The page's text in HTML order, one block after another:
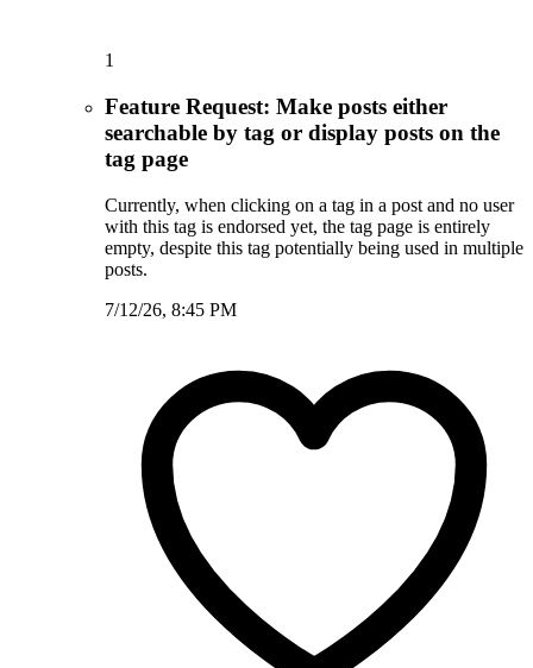
1
Feature Request: Make posts either
searchable by tag or display posts on the
tag page
Currently, when clicking on a tag in a post and no user
with this tag is endorsed yet, the tag page is entirely
empty, despite this tag potentially being used in multiple
posts.
7/12/26, 8:45 PM